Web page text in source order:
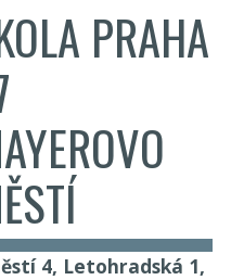
PRAHA
4, Letohradská 1,